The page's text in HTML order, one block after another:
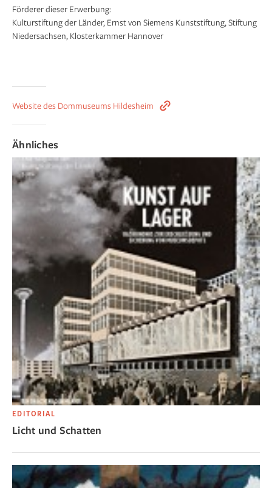
Förderer dieser Erwerbung:
Kulturstiftung der Länder, Ernst von Siemens Kunststiftung, Stiftung
Niedersachsen, Klosterkammer Hannover
Website des Dommuseums Hildesheim
Ähnliches
EDITORIAL
Licht und Schatten